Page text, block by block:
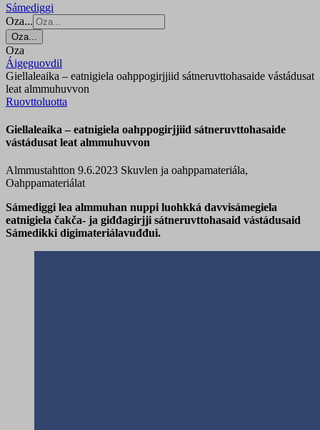
Sámediggi
Oza...
Oza...
Oza
Áigeguovdil
Giellaleaika – eatnigiela oahppogirjjiid sátneruvttohasaide vástádusat
leat almmuhuvvon
Ruovttoluotta
Giellaleaika – eatnigiela oahppogirjjiid sátneruvttohasaide
vástádusat leat almmuhuvvon
Almmustahtton 9.6.2023 Skuvlen ja oahppamateriála,
Oahppamateriálat
Sámediggi lea almmuhan nuppi luohkká davvisámegiela
eatnigiela čakča- ja giđđagirjji sátneruvttohasaid vástádusaid
Sámedikki digimateriálavuđđui.